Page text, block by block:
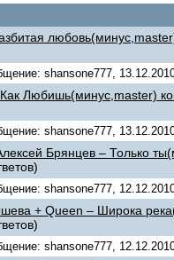
shansone777,
Любишь(минус,master)
shansone777,
Брянцев – Только
shansone777,
+ Queen – Широка
shansone777,